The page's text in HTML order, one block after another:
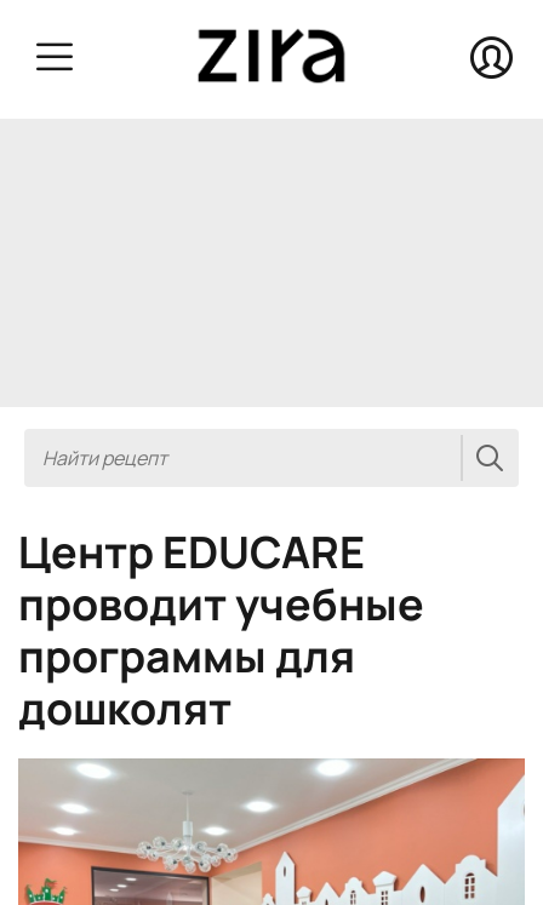
Центр EDUCARE
проводит учебные
программы для
дошколят